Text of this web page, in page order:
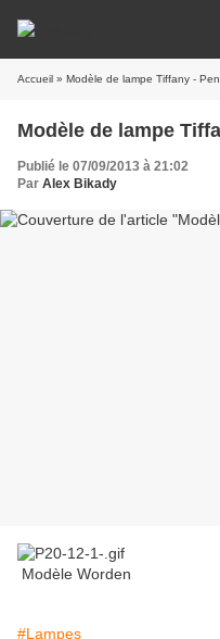
Accueil » Modèle de lampe Tiffany -
Modèle de lampe
Publié le 07/09/2013 à 21:02
Par Alex Bikady
Modèle Worden
#Lampes